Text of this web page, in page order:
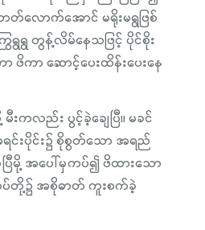
တ်လောက်အောင် မရိုးမရွဖြစ်
ရွ တွန့်လိမ်နေသဖြင့် ပိုင်စိုး
ကာ ဆောင့်ပေးထိန်းပေးနေ
ကလည်း ပွင့်ခဲ့ချေပြီ။ မခင်
င်းပိုင်း၌ စိုစွတ်သော အရည်
မို့ အပေါ်မှကပ်၍ ဖိထားသော
စပ်တို့၌ အစိုဓာတ် ကူးစက်ခဲ့